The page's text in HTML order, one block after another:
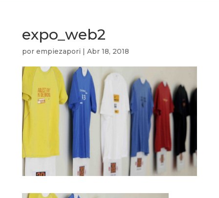
expo_web2
por empiezapori | Abr 18, 2018